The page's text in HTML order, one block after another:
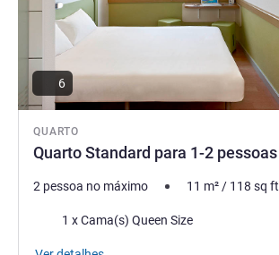
QUARTO
Quarto Standard para 1-2 pessoas
6
2 pessoa no máximo 11 m²/ 118 sq ft
Cama1 x Cama(s) Queen Size